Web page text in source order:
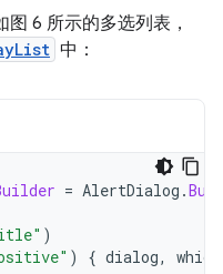
6 所示的多选列表，
中：
= AlertDialog .
)
) { dialog,
which